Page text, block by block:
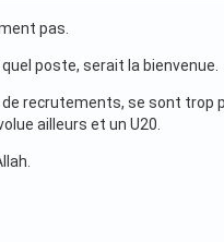
pas.
poste, serait la bienvenue.
recrutements, se sont trop
ailleurs et un U20.